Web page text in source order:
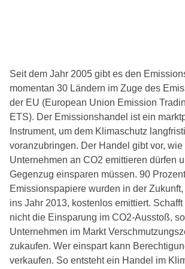
Seit dem Jahr 2005 gibt es den
momentan 30 Ländern im Zuge des
der EU (European Union Emission
ETS). Der Emissionshandel ist ein
Instrument, um dem Klimaschutz
voranzubringen. Der Handel gibt vor,
Unternehmen an CO2 emittieren dürfen
Gegenzug einsparen müssen. 90
Emissionspapiere wurden in der
ins Jahr 2013, kostenlos emittiert.
nicht die Einsparung im CO2-Ausstoß,
Unternehmen im Markt
zukaufen. Wer einspart kann
verkaufen. So entsteht ein Handel im